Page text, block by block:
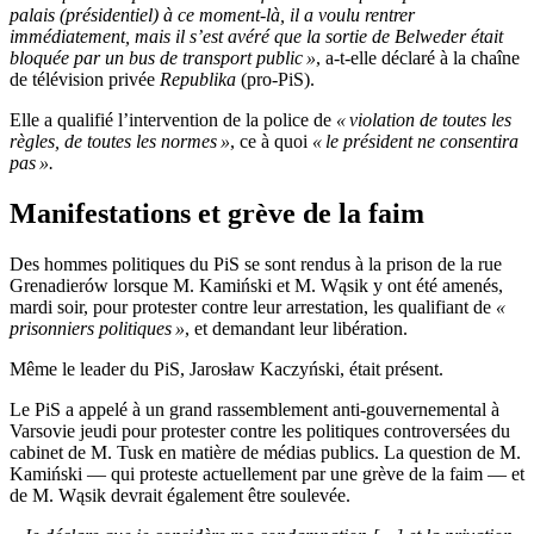
palais (présidentiel) à ce moment-là, il a voulu rentrer
immédiatement, mais il s’est avéré que la sortie de Belweder était
bloquée par un bus de transport public », a-t-elle déclaré à la chaîne
de télévision privée Republika (pro-PiS).
Elle a qualifié l’intervention de la police de « violation de toutes les
règles, de toutes les normes », ce à quoi « le président ne consentira
pas ».
Manifestations et grève de la faim
Des hommes politiques du PiS se sont rendus à la prison de la rue
Grenadierów lorsque M. Kamiński et M. Wąsik y ont été amenés,
mardi soir, pour protester contre leur arrestation, les qualifiant de «
prisonniers politiques », et demandant leur libération.
Même le leader du PiS, Jarosław Kaczyński, était présent.
Le PiS a appelé à un grand rassemblement anti-gouvernemental à
Varsovie jeudi pour protester contre les politiques controversées du
cabinet de M. Tusk en matière de médias publics. La question de M.
Kamiński — qui proteste actuellement par une grève de la faim — et
de M. Wąsik devrait également être soulevée.